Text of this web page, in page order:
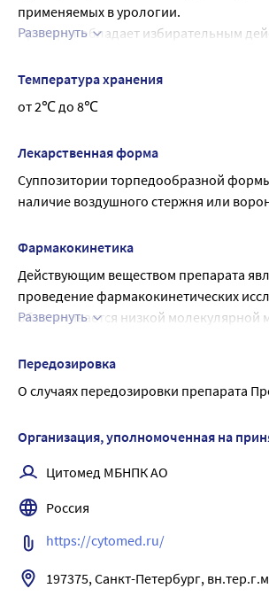
применяемых в урологии.
Препарат обладает избирательным
железе за счёт уменьшения тромбоза
и эякулята.
Уменьшает боль и дискомфорт,
Обладает органотропным действием
предстательной железы, что
интенсивности болевого синдрома,
мочевого пузыря, что приводит к
эпителиальных клеток, увеличивает
тромбообразование, тем самым
Развернуть
Температура хранения
от 2℃ до 8℃
Лекарственная форма
Суппозитории торпедообразной
наличие воздушного стержня или
Фармакокинетика
Действующим веществом препарата
проведение фармакокинетических
обеспечивается низкой
через базальную мембрану и
прямой кишки и попадают в
влияние через систему анастомозов
тканеспецифичных белков.
Развернуть
Передозировка
О случаях передозировки препарата
Организация, уполномоченная на
Цитомед МБНПК АО
Россия
https://cytomed.ru/
197375, Санкт-Петербург,